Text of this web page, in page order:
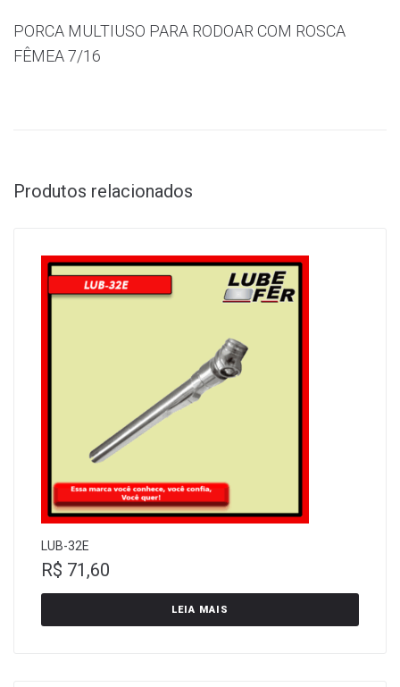
PORCA MULTIUSO PARA RODOAR COM ROSCA
FÊMEA 7/16
Produtos relacionados
LUB-32E
R$ 71,60
LEIA MAIS